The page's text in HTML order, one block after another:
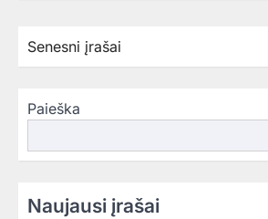
Navigacija
įrašų
Senesni įrašai
Paieška
Naujausi įrašai